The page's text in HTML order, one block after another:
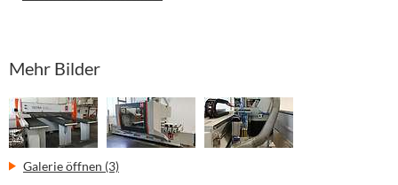
Mehr Bilder
Galerie öffnen (3)